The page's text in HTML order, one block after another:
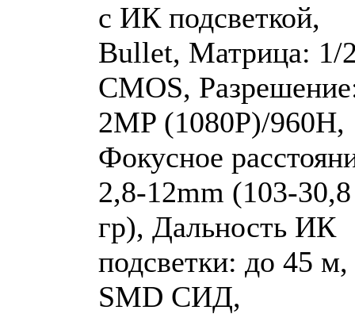
с ИК подсветкой,
Bullet, Матрица: 1/
CMOS,
2MP (1080P)/960H,
Фокусное
2,8-12mm (103-30,8
гр), Дальность ИК
подсветки: до 45 м,
SMD СИД,